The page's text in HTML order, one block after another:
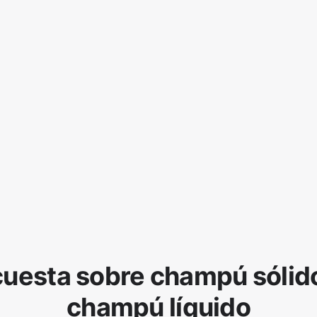
sobre champú
champú líquido